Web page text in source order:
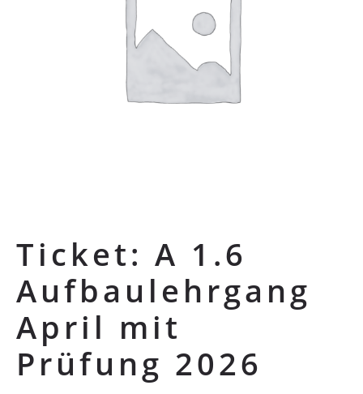
Ticket: A 1.6
Aufbaulehrgang
April mit
Prüfung 2026